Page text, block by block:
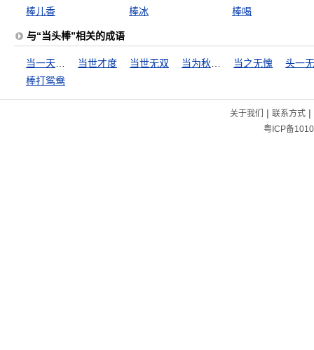
棒儿香
棒冰 棒喝
与“当头棒”相关的成语
当世才度 当世无双 当之无愧
头一
棒打鸳鸯
关于我们 | 联系方式|
粤ICP备